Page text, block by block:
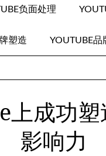
负面处理
塑造 YOUTUBE品
上成功
影响力